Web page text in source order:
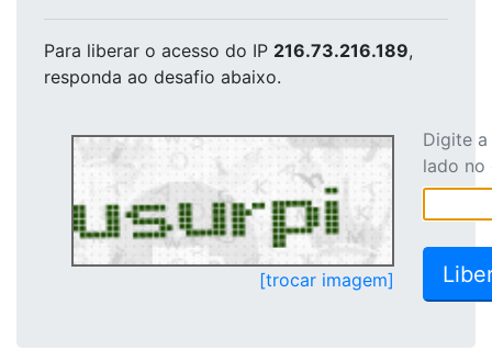
Para liberar o acesso do IP 216.73.216.189,
responda ao desafio abaixo.
[trocar imagem]
Digite
lado no